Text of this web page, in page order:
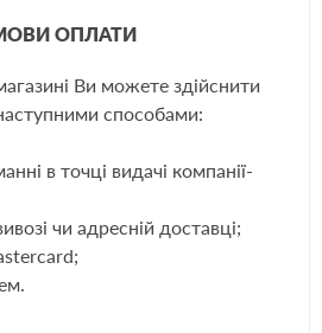
блеск поверхностей. Смазывает ролики
примерзание дверей и крышки
Silicone Spray:
следует хорошо взболтать содержимое
Spray Mannol на обрабатываемую
15 см . При необходимости растереть
средства в труднодоступных
ОПЛАТИ
Ви можете здійснити
способами:
в точці видачі компанії-
чи адресній доставці;